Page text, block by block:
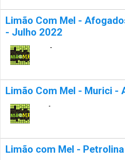
Limão Com Mel -
- Julho 2022
-
Limão Com Mel - Murici -
-
Limão com Mel -